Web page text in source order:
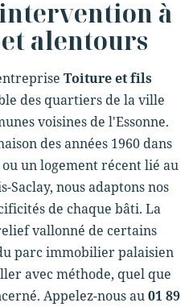
à
alentours
Toiture et fils
des quartiers de la ville
voisines de l'Essonne.
des années 1960 dans
un logement récent lié au
Saclay, nous adaptons nos
de chaque bâti. La
vallonné de certains
parc immobilier palaisien
avec méthode, quel que
Appelez-nous au01 89